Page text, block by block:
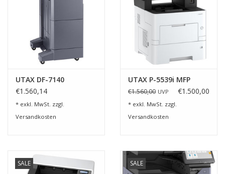
UTAX DF-7140
€1.560,14
* exkl. MwSt. zzgl.
Versandkosten
UTAX P-5539i MFP
€1.560,00 UVP €1.500,00
* exkl. MwSt. zzgl.
Versandkosten
SALE SALE